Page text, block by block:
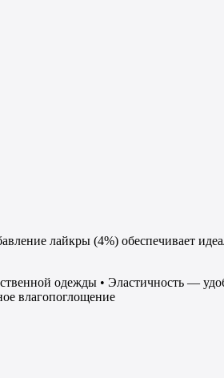
лайкры (4%) обеспечивает
одежды • Эластичность —
влагопоглощение